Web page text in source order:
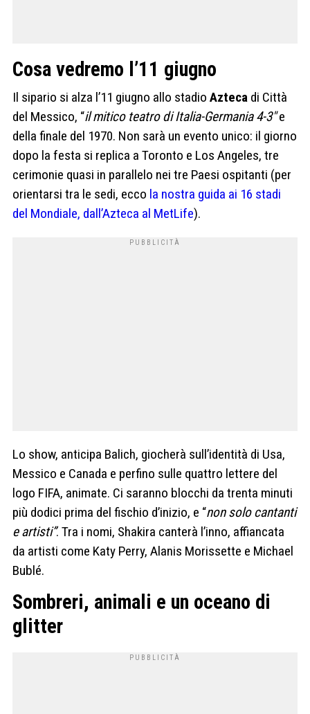
Cosa vedremo l’11 giugno
Il sipario si alza l’11 giugno allo stadio Azteca di Città
del Messico, “il mitico teatro di Italia-Germania 4-3″e
della finale del 1970. Non sarà un evento unico: il giorno
dopo la festa si replica a Toronto e Los Angeles, tre
cerimonie quasi in parallelo nei tre Paesi ospitanti (per
orientarsi tra le sedi, ecco la nostra guida ai 16 stadi
del Mondiale, dall’Azteca al MetLife).
Lo show, anticipa Balich, giocherà sull’identità di Usa,
Messico e Canada e perfino sulle quattro lettere del
logo FIFA, animate. Ci saranno blocchi da trenta minuti
più dodici prima del fischio d’inizio, e “non solo cantanti
e artisti”. Tra i nomi, Shakira canterà l’inno, affiancata
da artisti come Katy Perry, Alanis Morissette e Michael
Bublé.
Sombreri, animali e un oceano di
glitter